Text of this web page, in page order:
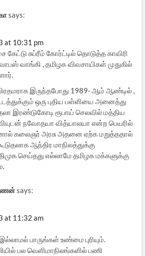
says:
at 10:31 pm
கேட்டு சுப்ரீம் கோர்ட்டில் தொடுத்த காவிரி
வாங்கி , தமிழக விவசாயிகள் முதுகில்
இருந்தபோது 1989- ஆம் ஆண்டில் ,
ஒரு புதிய பள்ளியை அனைத்து
இரண்டுகோடி ரூபாய் செலவில் மத்திய
நவோதயா வித்யாலயா என்ற பெயரில்
கலைஞர் அரசு அதனை ஏற்க மறுத்ததால்
ஆந்திர மாநிலத்துக்கு
செய்தது எல்லாமே தமிழக மக்களுக்கு
says:
at 11:32 am
இல்லாமல் பாருங்கள் உண்மை புரியும்.
பல வெளிமாநிலங்களில் பணி